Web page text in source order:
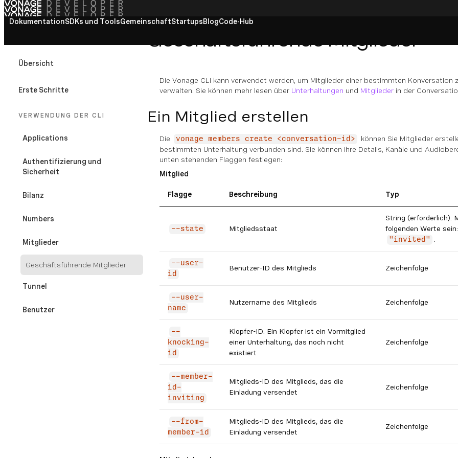
DokumentationSDKs und ToolsGemeinschaftStartupsBlogCode-Hub
Alle Dokumente anzeigen
Übersicht
Erste Schritte
VERWENDUNG DER CLI
Applications
Authentifizierung und
Sicherheit
Bilanz
Numbers
Mitglieder
Geschäftsführende Mitglieder
Tunnel
Benutzer
Geschäftsführende Mitglieder
Die Vonage CLI kann verwendet werden, um Mitglieder einer bestimmten Konversation
verwalten. Sie können mehr lesen über Unterhaltungen und Mitglieder in der
Ein Mitglied erstellen
Die vonage members create <conversation-id>
können Sie Mitglieder
bestimmten Unterhaltung verbunden sind. Sie können ihre Details, Kanäle und
unten stehenden Flaggen festlegen:
Mitglied
Flagge Beschreibung Typ
--state Mitgliedsstaat
String (erforderlich).
folgenden Werte sein:
"invited"
--user-
id
Benutzer-ID des Mitglieds Zeichenfolge
--user-
name
Nutzername des Mitglieds Zeichenfolge
--
knocking-
id
Klopfer-ID. Ein Klopfer ist ein Vormitglied
einer Unterhaltung, das noch nicht
existiert
Zeichenfolge
--member-
id-
inviting
Mitglieds-ID des Mitglieds, das die
Einladung versendet
Zeichenfolge
--from-
member-id
Mitglieds-ID des Mitglieds, das die
Einladung versendet
Zeichenfolge